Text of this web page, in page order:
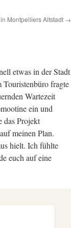
Montpelliers Altstadt →
etwas in der Stadt
Touristenbüro fragte
Wartezeit
ein und
das Projekt
meinen Plan.
hielt. Ich fühlte
euch auf eine